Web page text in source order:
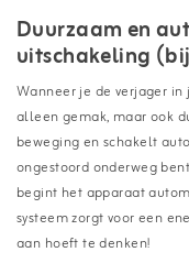
Duurzaam en
uitschakeling
Wanneer je de verjager
alleen gemak, maar ook
beweging en schakelt
ongestoord onderweg
begint het apparaat
systeem zorgt voor een
aan hoeft te denken!